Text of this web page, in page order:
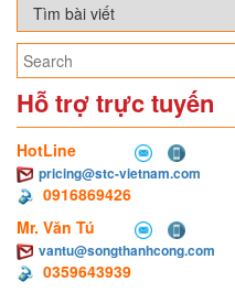
Hỗ trợ trực tuyến
HotLine
pricing@stc-vietnam.com
0916869426
Mr. Văn Tú
vantu@songthanhcong.com
0359643939